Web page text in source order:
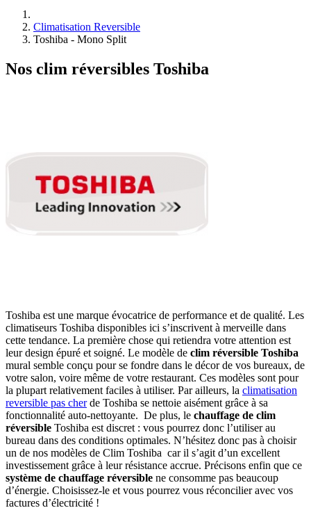
Climatisation Reversible
Toshiba - Mono Split
Nos clim réversibles Toshiba
Toshiba est une marque évocatrice de performance et de qualité. Les
climatiseurs Toshiba disponibles ici s’inscrivent à merveille dans
cette tendance. La première chose qui retiendra votre attention est
leur design épuré et soigné. Le modèle de clim réversible Toshiba
mural semble conçu pour se fondre dans le décor de vos bureaux, de
votre salon, voire même de votre restaurant. Ces modèles sont pour
la plupart relativement faciles à utiliser. Par ailleurs, la climatisation
reversible pas cherde Toshiba se nettoie aisément grâce à sa
fonctionnalité auto-nettoyante. De plus, le chauffage de clim
réversible Toshiba est discret : vous pourrez donc l’utiliser au
bureau dans des conditions optimales. N’hésitez donc pas à choisir
un de nos modèles de Clim Toshiba car il s’agit d’un excellent
investissement grâce à leur résistance accrue. Précisons enfin que ce
système de chauffage réversible ne consomme pas beaucoup
d’énergie. Choisissez-le et vous pourrez vous réconcilier avec vos
factures d’électricité !